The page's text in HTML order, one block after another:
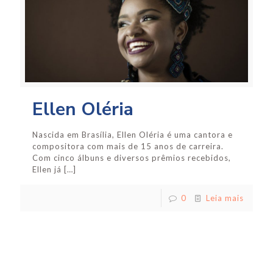
Ellen Oléria
Nascida em Brasília, Ellen Oléria é uma cantora e
compositora com mais de 15 anos de carreira.
Com cinco álbuns e diversos prêmios recebidos,
Ellen já […]
0 Leia mais